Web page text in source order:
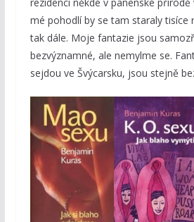
rezidenci někde v panenské
mé pohodlí by se tam staraly tisíce
tak dále. Moje fantazie jsou
bezvýznamné, ale nemylme se.
sejdou ve Švýcarsku, jsou stejně